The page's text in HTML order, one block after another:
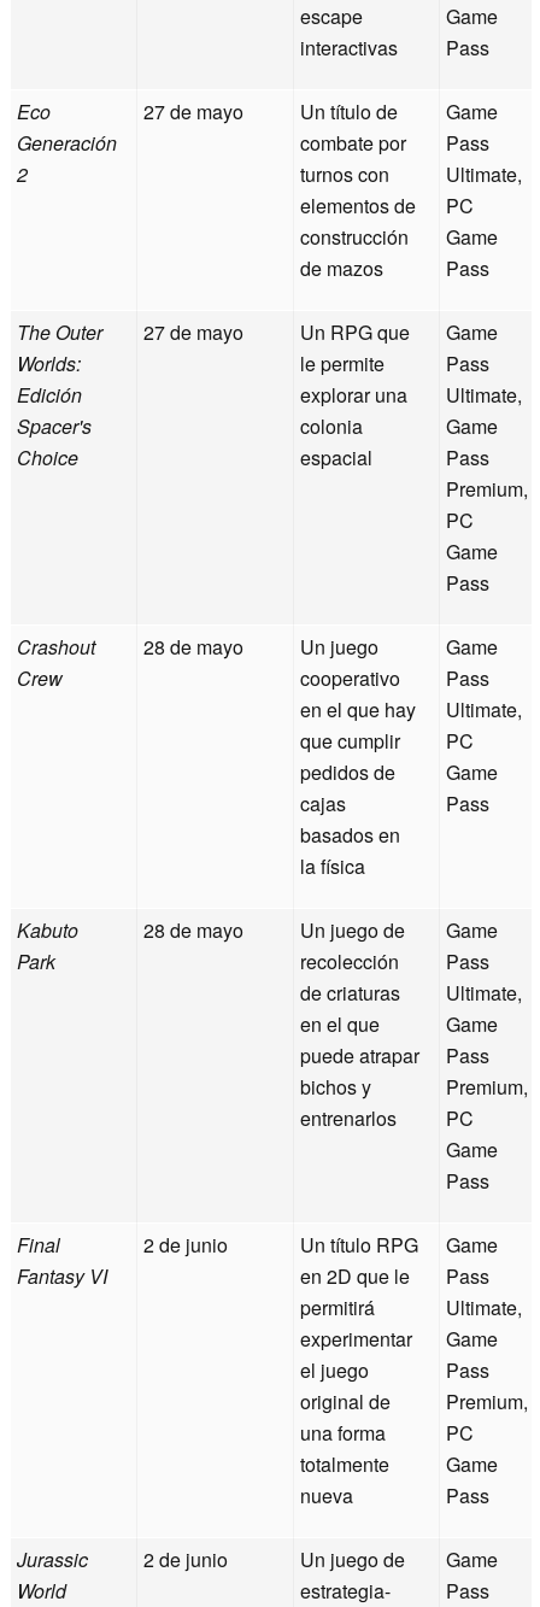
escape
interactivas
Game
Pass
Eco
Generación
2
27 de mayo
Un título de
combate por
turnos con
elementos de
construcción
de mazos
Game
Pass
Ultimate,
PC
Game
Pass
The Outer
Worlds:
Edición
Spacer's
Choice
27 de mayo
Un RPG que
le permite
explorar una
colonia
espacial
Game
Pass
Ultimate,
Game
Pass
Premium,
PC
Game
Pass
Crashout
Crew
28 de mayo
Un juego
cooperativo
en el que hay
que cumplir
pedidos de
cajas
basados en
la física
Game
Pass
Ultimate,
PC
Game
Pass
Kabuto
Park
28 de mayo
Un juego de
recolección
de criaturas
en el que
puede atrapar
bichos y
entrenarlos
Game
Pass
Ultimate,
Game
Pass
Premium,
PC
Game
Pass
Final
Fantasy VI
2 de junio
Un título RPG
en 2D que le
permitirá
experimentar
el juego
original de
una forma
totalmente
nueva
Game
Pass
Ultimate,
Game
Pass
Premium,
PC
Game
Pass
Jurassic
World
2 de junio
Un juego de
estrategia-
Game
Pass